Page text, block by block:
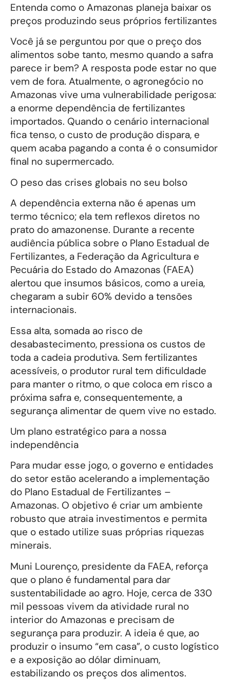
Entenda como o Amazonas planeja baixar os
preços produzindo seus próprios fertilizantes
Você já se perguntou por que o preço dos
alimentos sobe tanto, mesmo quando a safra
parece ir bem? A resposta pode estar no que
vem de fora. Atualmente, o agronegócio no
Amazonas vive uma vulnerabilidade perigosa:
a enorme dependência de fertilizantes
importados. Quando o cenário internacional
fica tenso, o custo de produção dispara, e
quem acaba pagando a conta é o consumidor
final no supermercado.
O peso das crises globais no seu bolso
A dependência externa não é apenas um
termo técnico; ela tem reflexos diretos no
prato do amazonense. Durante a recente
audiência pública sobre o Plano Estadual de
Fertilizantes, a Federação da Agricultura e
Pecuária do Estado do Amazonas (FAEA)
alertou que insumos básicos, como a ureia,
chegaram a subir 60% devido a tensões
internacionais.
Essa alta, somada ao risco de
desabastecimento, pressiona os custos de
toda a cadeia produtiva. Sem fertilizantes
acessíveis, o produtor rural tem dificuldade
para manter o ritmo, o que coloca em risco a
próxima safra e, consequentemente, a
segurança alimentar de quem vive no estado.
Um plano estratégico para a nossa
independência
Para mudar esse jogo, o governo e entidades
do setor estão acelerando a implementação
do Plano Estadual de Fertilizantes –
Amazonas. O objetivo é criar um ambiente
robusto que atraia investimentos e permita
que o estado utilize suas próprias riquezas
minerais.
Muni Lourenço, presidente da FAEA, reforça
que o plano é fundamental para dar
sustentabilidade ao agro. Hoje, cerca de 330
mil pessoas vivem da atividade rural no
interior do Amazonas e precisam de
segurança para produzir. A ideia é que, ao
produzir o insumo “em casa”, o custo logístico
e a exposição ao dólar diminuam,
estabilizando os preços dos alimentos.